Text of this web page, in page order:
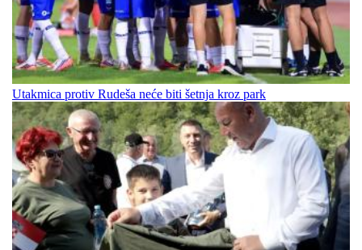
Utakmica protiv Rudeša neće biti šetnja kroz park